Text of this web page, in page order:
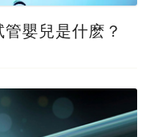
嬰兒是什麽？